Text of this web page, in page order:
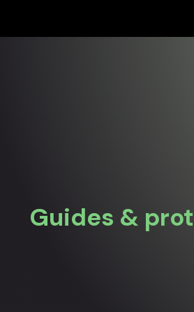
Guides &